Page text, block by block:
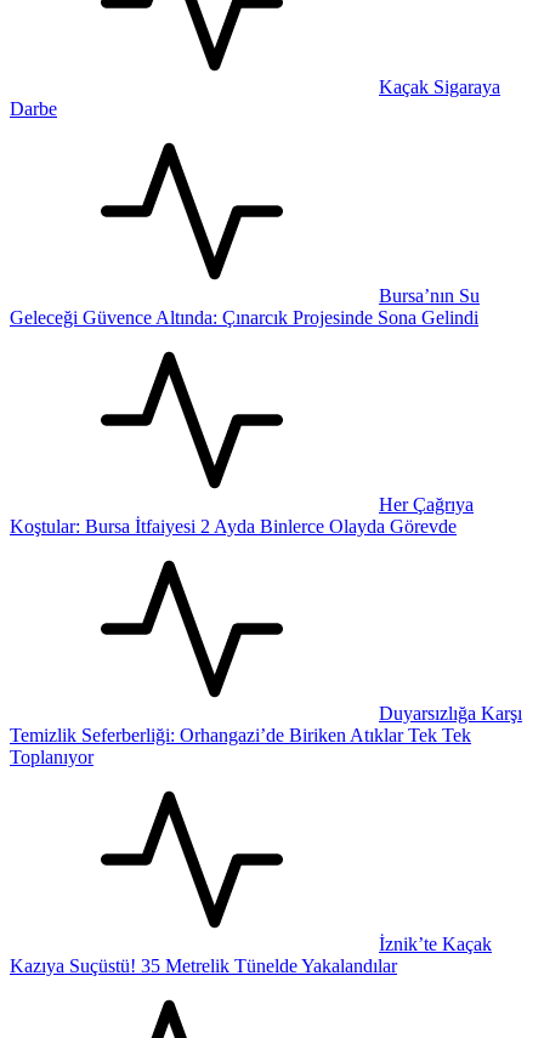
Kaçak Sigaraya
Darbe
Bursa’nın Su
Geleceği Güvence Altında: Çınarcık Projesinde Sona Gelindi
Her Çağrıya
Koştular: Bursa İtfaiyesi 2 Ayda Binlerce Olayda Görevde
Duyarsızlığa Karşı
Temizlik Seferberliği: Orhangazi’de Biriken Atıklar Tek Tek
Toplanıyor
İznik’te Kaçak
Kazıya Suçüstü! 35 Metrelik Tünelde Yakalandılar